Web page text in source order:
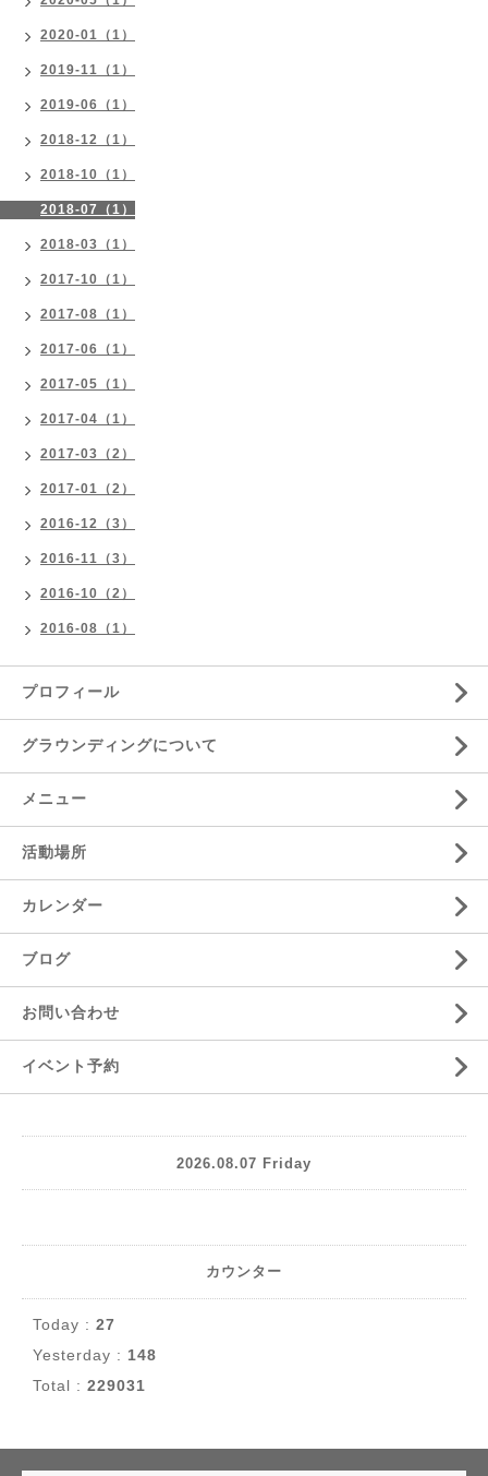
2020-01（1）
2019-11（1）
2019-06（1）
2018-12（1）
2018-10（1）
2018-07（1）
2018-03（1）
2017-10（1）
2017-08（1）
2017-06（1）
2017-05（1）
2017-04（1）
2017-03（2）
2017-01（2）
2016-12（3）
2016-11（3）
2016-10（2）
2016-08（1）
プロフィール
グラウンディングについて
メニュー
活動場所
カレンダー
ブログ
お問い合わせ
イベント予約
2026.08.07 Friday
カウンター
Today : 27
Yesterday : 148
Total : 229031